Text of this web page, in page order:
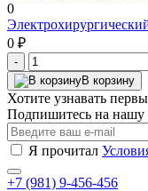
0
0 ₽
-
В корзину
Хотите узнавать
Подпишитесь на нашу
Я прочитал
+7 (981) 9-456-456